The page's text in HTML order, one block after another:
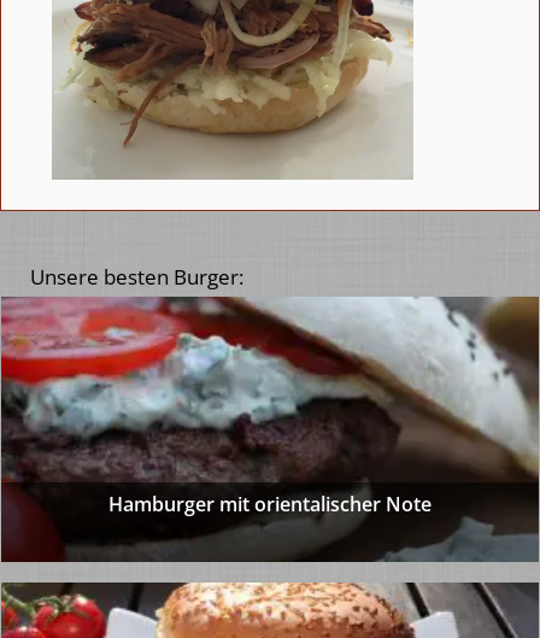
Unsere besten Burger:
Hamburger mit orientalischer Note